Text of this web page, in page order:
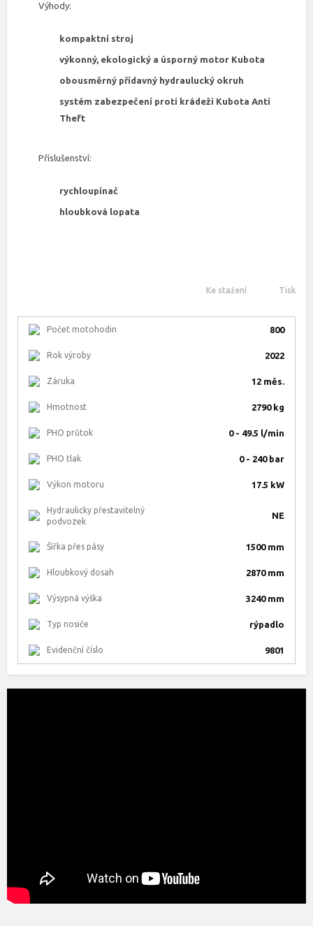
Výhody:
kompaktní stroj
výkonný, ekologický a úsporný motor Kubota
obousměrný přídavný hydraulucký okruh
systém zabezpečení proti krádeži Kubota Anti
Theft
Příslušenství:
rychloupínač
hloubková lopata
Ke stažení Tisk
Počet motohodin 800
Rok výroby 2022
Záruka 12 měs.
Hmotnost 2790 kg
PHO průtok 0 - 49.5 l/min
PHO tlak 0 - 240 bar
Výkon motoru 17.5 kW
Hydraulicky přestavitelný
podvozek
NE
Šířka přes pásy 1500 mm
Hloubkový dosah 2870 mm
Výsypná výška 3240 mm
Typ nosiče rýpadlo
Evidenční číslo 9801